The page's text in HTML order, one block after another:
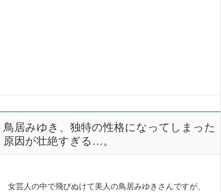
鳥居みゆき、独特の性格になってしまった
原因が壮絶すぎる…。
女芸人の中で飛びぬけて美人の鳥居みゆきさんですが、